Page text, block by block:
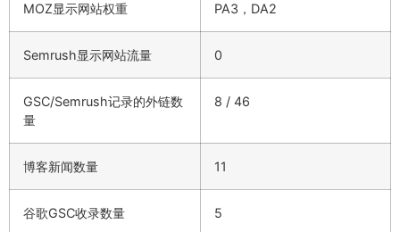
MOZ显示网站权重 PA3，DA2
Semrush显示网站流量 0
GSC/Semrush记录的外链数
量
8 / 46
博客新闻数量 11
谷歌GSC收录数量 5